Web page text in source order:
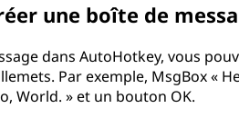
une boîte de
dans AutoHotkey, vous
Par exemple, MsgBox «
World. » et un bouton OK.